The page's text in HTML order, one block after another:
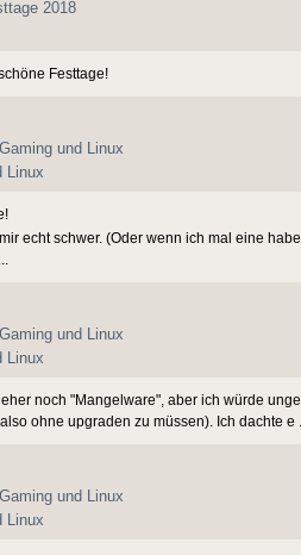
2018
Festtage!
und Linux
Linux
echt schwer. (Oder wenn ich mal eine
und Linux
Linux
noch "Mangelware", aber ich würde
ohne upgraden zu müssen). Ich dachte e
und Linux
Linux